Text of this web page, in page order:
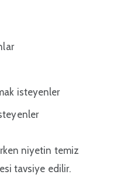
isteyenler
niyetin temiz
tavsiye edilir.